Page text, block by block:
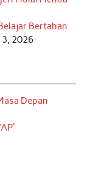
Bertahan
2026
Depan